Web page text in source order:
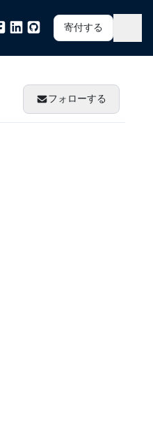
寄付する
フォローする